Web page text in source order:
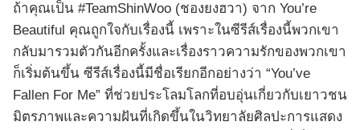
ถ้าคุณเป็น #TeamShinWoo (ชองยงฮวา) จาก You’re
Beautiful คุณถูกใจกับเรื่องนี้ เพราะในซีรีส์เรื่องนี้พวกเขา
กลับมารวมตัวกันอีกครั้งและเรื่องราวความรักของพวกเขา
ก็เริ่มต้นขึ้น ซีรีส์เรื่องนี้มีชื่อเรียกอีกอย่างว่า “You’ve
Fallen For Me” ที่ช่วยประโลมโลกที่อบอุ่นเกี่ยวกับเยาวชน
มิตรภาพและความฝันที่เกิดขึ้นในวิทยาลัยศิลปะการแสดง